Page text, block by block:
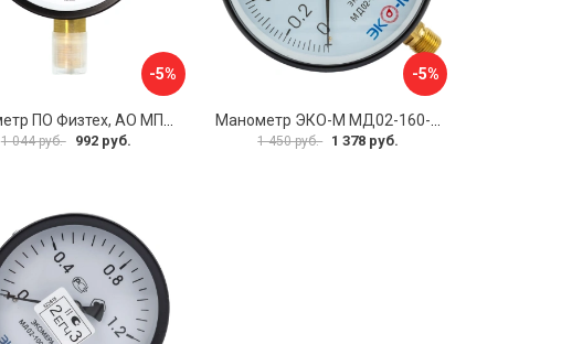
-5%
1 044 руб. 992 руб.
-5%
1 450 руб. 1 378 руб.